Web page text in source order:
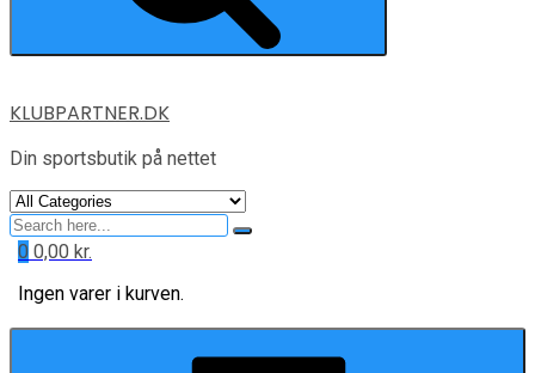
Skip
content
KLUBPARTNER.DK
Din sportsbutik på nettet
Search
for
0 0,00 kr.
Ingen varer i kurven.